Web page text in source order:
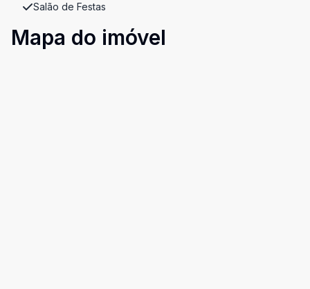
Salão de Festas
Mapa do imóvel